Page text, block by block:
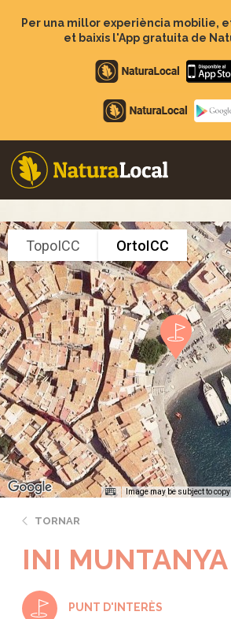
Per una millor experiència mobilie,
et baixis l'App gratuita de
Apple
store
Google
Play
TopoICC OrtoICC
Image may be subject to
TORNAR
INI MUNTANYA
PUNT D'INTERÈS